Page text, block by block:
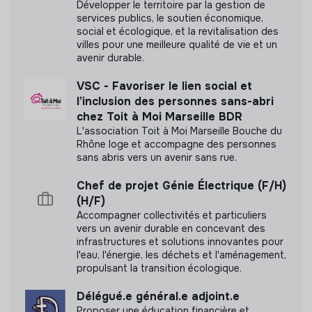
Labels et certifications
Cette structure n'a pas souhaité nous
communiquer les labels ou certifications qu'elle a
pu obtenir.
Documents
N'a pas encore communiqué de documents de
transparence
Développer le territoire par la gestion de
services publics, le soutien économique,
social et écologique, et la revitalisation des
villes pour une meilleure qualité de vie et un
avenir durable.
VSC - Favoriser le lien social et
l’inclusion des personnes sans-abri
chez Toit à Moi Marseille BDR
L'association Toit à Moi Marseille Bouche du
Rhône loge et accompagne des personnes
sans abris vers un avenir sans rue.
Chef de projet Génie Électrique (F/H)
(H/F)
Accompagner collectivités et particuliers
vers un avenir durable en concevant des
infrastructures et solutions innovantes pour
l'eau, l'énergie, les déchets et l'aménagement,
propulsant la transition écologique.
Délégué.e général.e adjoint.e